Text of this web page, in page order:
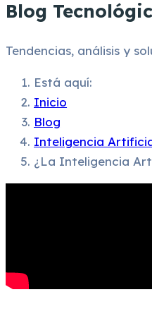
Blog
Tendencias, análisis y
Está aquí:
Inicio
Blog
Inteligencia
¿La Inteligencia